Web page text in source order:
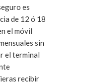
es
de 12 ó 18
el móvil
sin
el terminal
recibir